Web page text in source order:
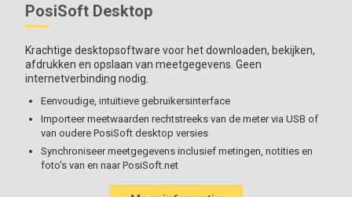
PosiSoft Desktop
Krachtige desktopsoftware voor het downloaden, bekijken,
afdrukken en opslaan van meetgegevens. Geen
internetverbinding nodig.
Eenvoudige, intuïtieve gebruikersinterface
Importeer meetwaarden rechtstreeks van de meter via USB of
van oudere PosiSoft desktop versies
Synchroniseer meetgegevens inclusief metingen, notities en
foto's van en naar PosiSoft.net